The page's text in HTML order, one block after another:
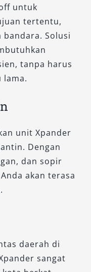
dalam
seperti city
ke bandara.
dan stabilitas
ini salah satu
CVT
lini Xpander
seperti kamera
Tipe ini
dengan sopir
atau
memerlukan
untuk
tertentu,
Solusi
tanpa harus
lama.
unit Xpander
Dengan
dan sopir
akan terasa
daerah di
sangat